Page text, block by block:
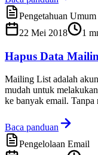
Pengetahuan Umum
22 Mei 2018
1
Hapus Data
Mailing List adalah
mudah untuk
ke banyak email.
Baca panduan
Pengelolaan Email